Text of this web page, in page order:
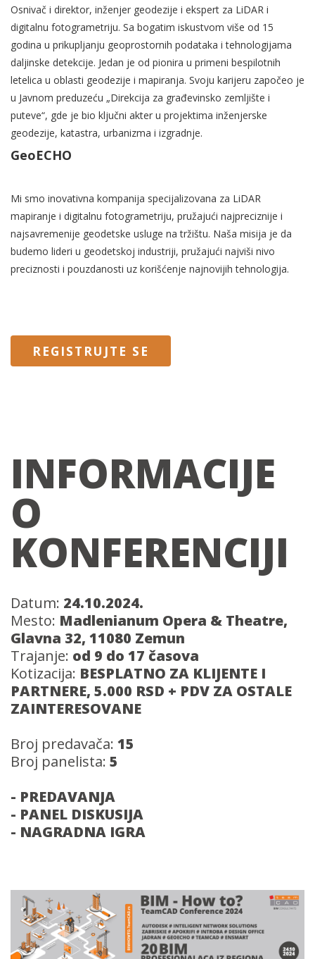
Osnivač i direktor, inženjer geodezije i ekspert za LiDAR i
digitalnu fotogrametriju. Sa bogatim iskustvom više od 15
godina u prikupljanju geoprostornih podataka i tehnologijama
daljinske detekcije. Jedan je od pionira u primeni bespilotnih
letelica u oblasti geodezije i mapiranja. Svoju karijeru započeo je
u Javnom preduzeću „Direkcija za građevinsko zemljište i
puteve“, gde je bio ključni akter u projektima inženjerske
geodezije, katastra, urbanizma i izgradnje.
GeoECHO
Mi smo inovativna kompanija specijalizovana za LiDAR
mapiranje i digitalnu fotogrametriju, pružajući najpreciznije i
najsavremenije geodetske usluge na tržištu. Naša misija je da
budemo lideri u geodetskoj industriji, pružajući najviši nivo
preciznosti i pouzdanosti uz korišćenje najnovijih tehnologija.
REGISTRUJTE SE
INFORMACIJE
O
KONFERENCIJI
Datum: 24.10.2024.
Mesto: Madlenianum Opera & Theatre,
Glavna 32, 11080 Zemun
Trajanje: od 9 do 17 časova
Kotizacija: BESPLATNO ZA KLIJENTE I
PARTNERE, 5.000 RSD + PDV ZA OSTALE
ZAINTERESOVANE
Broj predavača: 15
Broj panelista: 5
- PREDAVANJA
- PANEL DISKUSIJA
- NAGRADNA IGRA